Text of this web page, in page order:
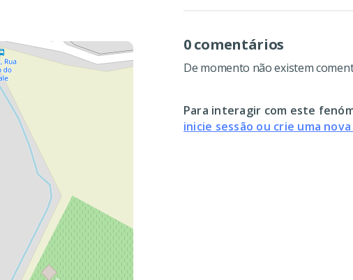
0 comentários
De momento não existem
Para interagir com este
inicie sessão ou crie uma